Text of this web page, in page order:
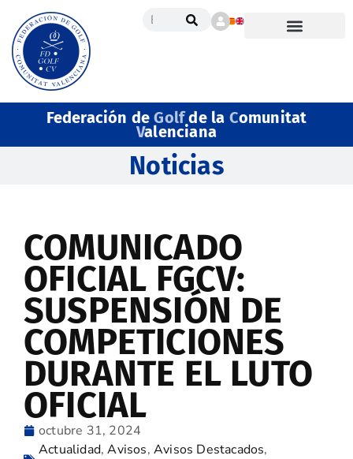
Federación deGolfde la Comunitat
Valenciana
Noticias
COMUNICADO
OFICIAL FGCV:
SUSPENSIÓN DE
COMPETICIONES
DURANTE EL LUTO
OFICIAL
octubre 31, 2024
Actualidad,Avisos,Avisos Destacados,